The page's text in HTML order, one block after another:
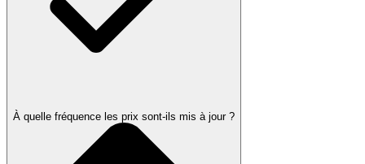
À quelle fréquence les prix sont-ils mis à jour ?